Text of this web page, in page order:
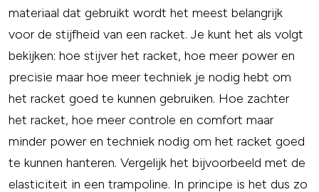
materiaal dat gebruikt wordt het meest belangrijk
voor de stijfheid van een racket. Je kunt het als volgt
bekijken: hoe stijver het racket, hoe meer power en
precisie maar hoe meer techniek je nodig hebt om
het racket goed te kunnen gebruiken. Hoe zachter
het racket, hoe meer controle en comfort maar
minder power en techniek nodig om het racket goed
te kunnen hanteren. Vergelijk het bijvoorbeeld met de
elasticiteit in een trampoline. In principe is het dus zo